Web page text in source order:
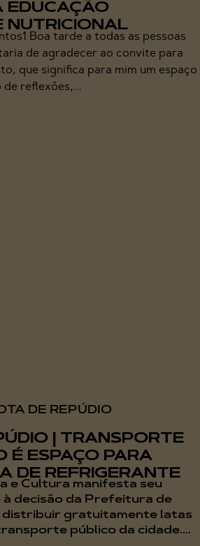
EDUCAÇÃO
NUTRICIONAL
Boa tarde a todas as pessoas
de agradecer ao convite para
que significa para mim um espaço
reflexões,...
| TRANSPORTE
É ESPAÇO PARA
DE REFRIGERANTE
e Cultura manifesta seu
decisão da Prefeitura de
distribuir gratuitamente latas
público da cidade....